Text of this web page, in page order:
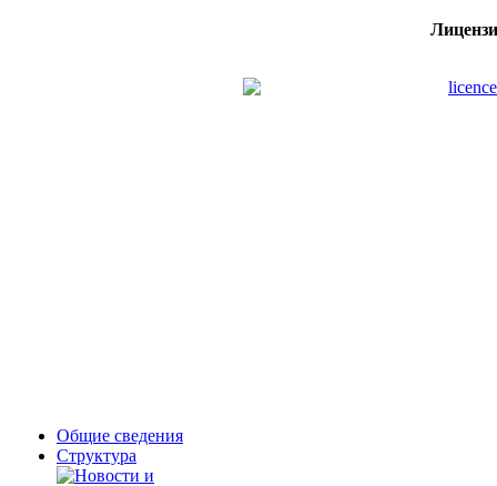
Общие сведения
Структура